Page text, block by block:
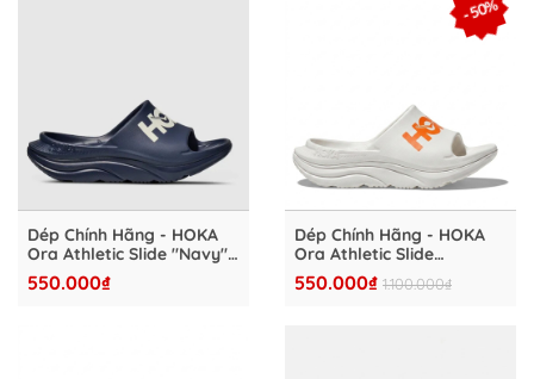
Dép Chính Hãng - HOKA
Ora Athletic Slide "Navy" -
HKA4827-09
550.000₫
- 50%
Dép Chính Hãng - HOKA
Ora Athletic Slide
"White/Orange" -
HKA4827-08
550.000₫ 1.100.000₫